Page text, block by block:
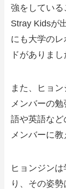
強をしている
Stray Kidsが
にも大学の
ドがありまし
また、ヒョ
メンバーの
語や英語な
メンバーに
ヒョンジン
り、その姿